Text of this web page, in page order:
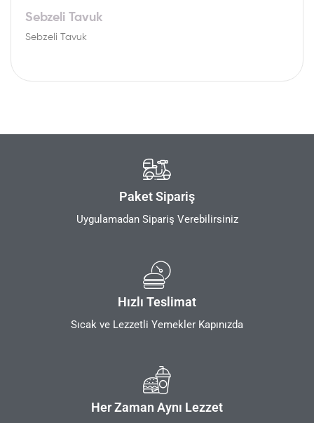
Sebzeli Tavuk
Sebzeli Tavuk
Paket Sipariş
Uygulamadan Sipariş Verebilirsiniz
Hızlı Teslimat
Sıcak ve Lezzetli Yemekler Kapınızda
Her Zaman Aynı Lezzet